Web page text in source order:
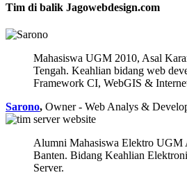
Tim di balik Jagowebdesign.com
Mahasiswa UGM 2010, Asal
Tengah. Keahlian bidang web
Framework CI, WebGIS &
Sarono, Owner - Web Analys &
Alumni Mahasiswa Elektro UGM
Banten. Bidang Keahlian
Server.